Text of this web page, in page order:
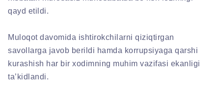
qayd etildi.
Muloqot davomida ishtirokchilarni qiziqtirgan
savollarga javob berildi hamda korrupsiyaga qarshi
kurashish har bir xodimning muhim vazifasi ekanligi
ta’kidlandi.